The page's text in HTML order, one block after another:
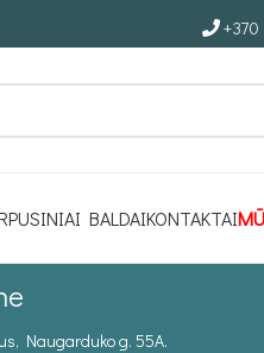
BALDAIKONTAKTAI
Naugarduko g. 55A.